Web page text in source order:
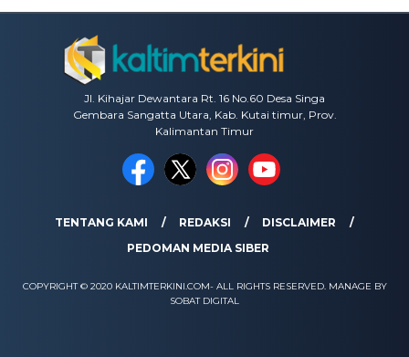
Jl. Kihajar Dewantara Rt. 16 No.60 Desa Singa
Gembara Sangatta Utara, Kab. Kutai timur, Prov.
Kalimantan Timur
TENTANG KAMI REDAKSI
DISCLAIMER
PEDOMAN MEDIA SIBER
COPYRIGHT © 2020 KALTIMTERKINI.COM- ALL RIGHTS RESERVED. MANAGE BY
SOBAT DIGITAL